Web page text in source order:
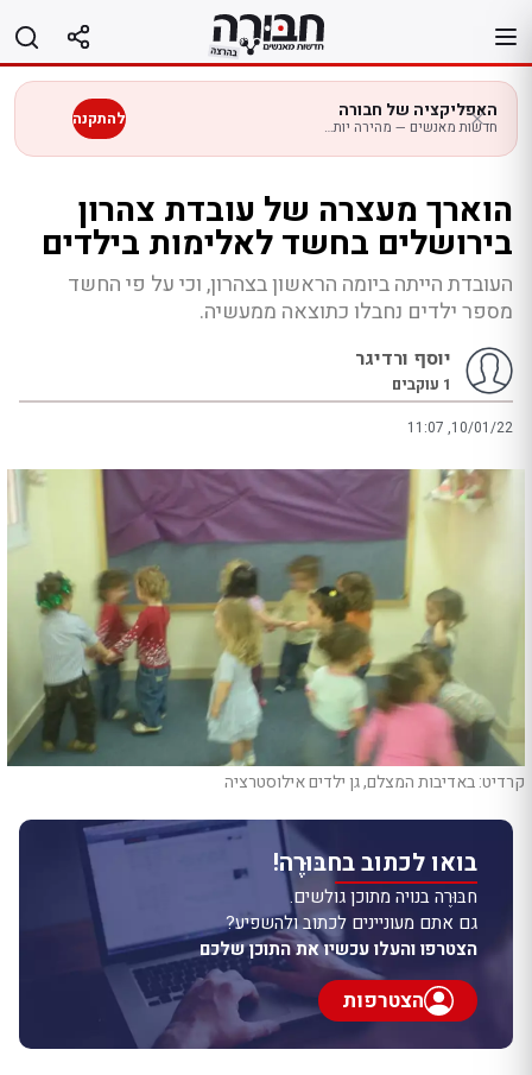
לתוכן
האפליקציה של חבורה
חדשות מאנשים — מהירה יותר בנייד להתקנה
הוארך מעצרה של עובדת צהרון
בירושלים בחשד לאלימות בילדים
העובדת הייתה ביומה הראשון בצהרון, וכי על פי החשד
מספר ילדים נחבלו כתוצאה ממעשיה.
יוסף ורדיגר
1 עוקבים
11:07 ,10/01/22
קרדיט: באדיבות המצלם, גן ילדים אילוסטרציה
בואו לכתוב בחבּוּרֶה!
חבּוּרֶה בנויה מתוכן גולשים.
גם אתם מעוניינים לכתוב ולהשפיע?
הצטרפו והעלו עכשיו את התוכן שלכם
הצטרפות